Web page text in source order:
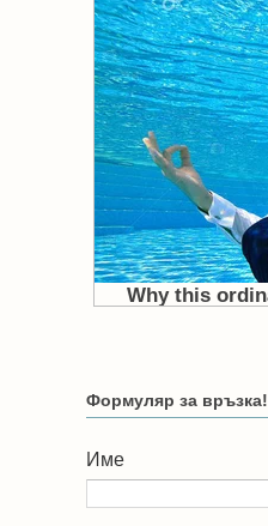
Формуляр за връзка!
Име